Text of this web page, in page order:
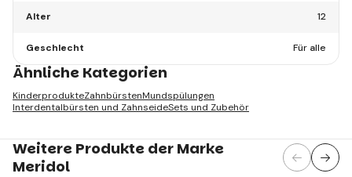
Alter 12
Geschlecht Für alle
Ähnliche Kategorien
KinderprodukteZahnbürstenMundspülungen
Interdentalbürsten und ZahnseideSets und Zubehör
Weitere Produkte der Marke
Meridol